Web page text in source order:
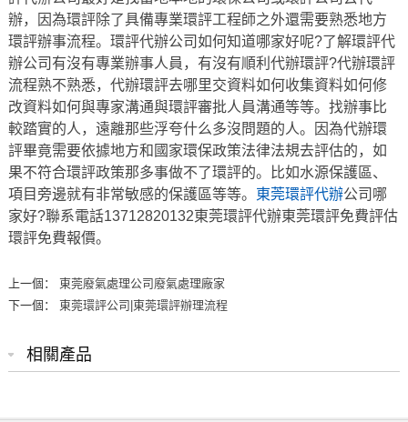
辦，因為環評除了具備專業環評工程師之外還需要熟悉地方
環評辦事流程。環評代辦公司如何知道哪家好呢?了解環評代
辦公司有沒有專業辦事人員，有沒有順利代辦環評?代辦環評
流程熟不熟悉，代辦環評去哪里交資料如何收集資料如何修
改資料如何與專家溝通與環評審批人員溝通等等。找辦事比
較踏實的人，遠離那些浮夸什么多沒問題的人。因為代辦環
評畢竟需要依據地方和國家環保政策法律法規去評估的，如
果不符合環評政策那多事做不了環評的。比如水源保護區、
項目旁邊就有非常敏感的保護區等等。 東莞環評代辦公司哪
家好?聯系電話13712820132東莞環評代辦東莞環評免費評估
環評免費報價。
上一個： 東莞廢氣處理公司廢氣處理廠家
下一個： 東莞環評公司|東莞環評辦理流程
相關產品